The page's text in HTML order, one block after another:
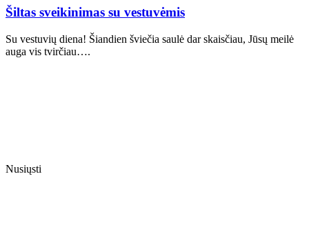
Šiltas sveikinimas su vestuvėmis
Su vestuvių diena! Šiandien šviečia saulė dar skaisčiau, Jūsų meilė
auga vis tvirčiau….
Nusiųsti